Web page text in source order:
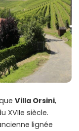
Villa Orsini,
XVIIe siècle.
lignée